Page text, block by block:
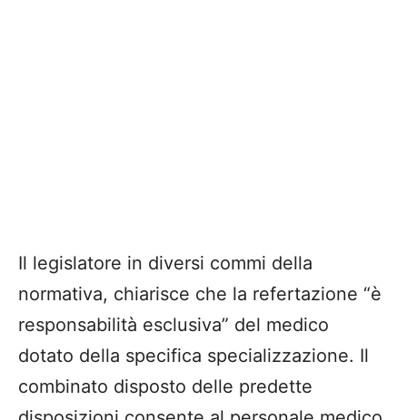
Il legislatore in diversi commi della
normativa, chiarisce che la refertazione “è
responsabilità esclusiva” del medico
dotato della specifica specializzazione. Il
combinato disposto delle predette